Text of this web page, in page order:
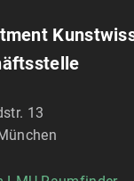
13